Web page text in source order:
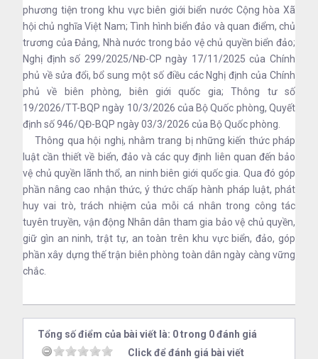
phương tiện trong khu vực biên giới biển nước Cộng hòa Xã
hội chủ nghĩa Việt Nam; Tình hình biển đảo và quan điểm, chủ
trương của Đảng, Nhà nước trong bảo vệ chủ quyền biển đảo;
Nghị định số 299/2025/NĐ-CP ngày 17/11/2025 của Chính
phủ về sửa đổi, bổ sung một số điều các Nghị định của Chính
phủ về biên phòng, biên giới quốc gia; Thông tư số
19/2026/TT-BQP ngày 10/3/2026 của Bộ Quốc phòng, Quyết
định số 946/QĐ-BQP ngày 03/3/2026 của Bộ Quốc phòng.
Thông qua hội nghị, nhằm trang bị những kiến thức pháp
luật cần thiết về biển, đảo và các quy định liên quan đến bảo
vệ chủ quyền lãnh thổ, an ninh biên giới quốc gia. Qua đó góp
phần nâng cao nhận thức, ý thức chấp hành pháp luật, phát
huy vai trò, trách nhiệm của mỗi cá nhân trong công tác
tuyên truyền, vận động Nhân dân tham gia bảo vệ chủ quyền,
giữ gìn an ninh, trật tự, an toàn trên khu vực biển, đảo, góp
phần xây dựng thế trận biên phòng toàn dân ngày càng vững
chắc.
Tổng số điểm của bài viết là: 0 trong 0 đánh giá
Click để đánh giá bài viết